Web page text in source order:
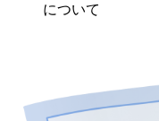
について